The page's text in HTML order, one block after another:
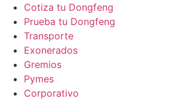
Cotiza tu Dongfeng
Prueba tu Dongfeng
Transporte
Exonerados
Gremios
Pymes
Corporativo